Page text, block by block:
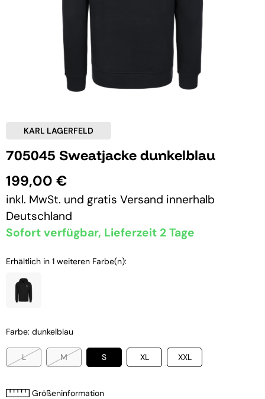
KARL LAGERFELD
705045 Sweatjacke dunkelblau
199,00 €
inkl. MwSt. und gratis Versand innerhalb
Deutschland
Sofort verfügbar, Lieferzeit 2 Tage
Erhältlich in 1 weiteren Farbe(n):
Farbe: dunkelblau
L M S XL XXL
Größeninformation